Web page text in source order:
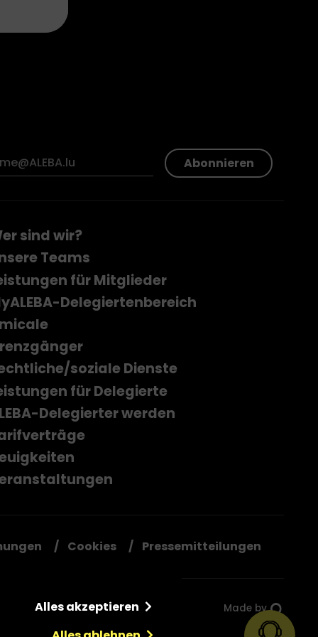
Abonnieren
sind wir?
Teams
für Mitglieder
Delegiertenbereich
soziale Dienste
für Delegierte
Delegierter werden
Cookies Pressemitteilungen
Made by
Alles akzeptieren